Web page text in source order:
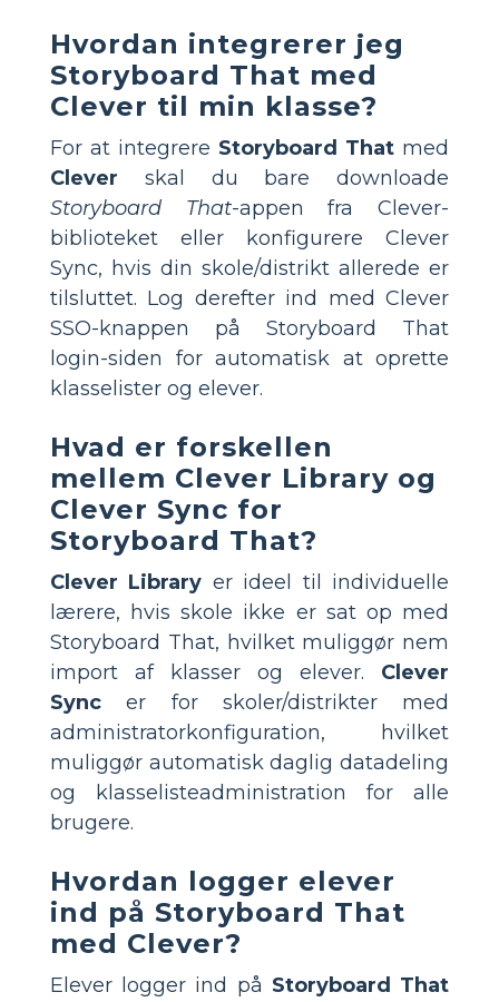
Hvordan integrerer jeg
Storyboard That med
Clever til min klasse?
For at integrere Storyboard That med
Clever skal du bare downloade
Storyboard That-appen fra Clever-
biblioteket eller konfigurere Clever
Sync, hvis din skole/distrikt allerede er
tilsluttet. Log derefter ind med Clever
SSO-knappen på Storyboard That
login-siden for automatisk at oprette
klasselister og elever.
Hvad er forskellen
mellem Clever Library og
Clever Sync for
Storyboard That?
Clever Library er ideel til individuelle
lærere, hvis skole ikke er sat op med
Storyboard That, hvilket muliggør nem
import af klasser og elever. Clever
Sync er for skoler/distrikter med
administratorkonfiguration, hvilket
muliggør automatisk daglig datadeling
og klasselisteadministration for alle
brugere.
Hvordan logger elever
ind på Storyboard That
med Clever?
Elever logger ind på Storyboard That